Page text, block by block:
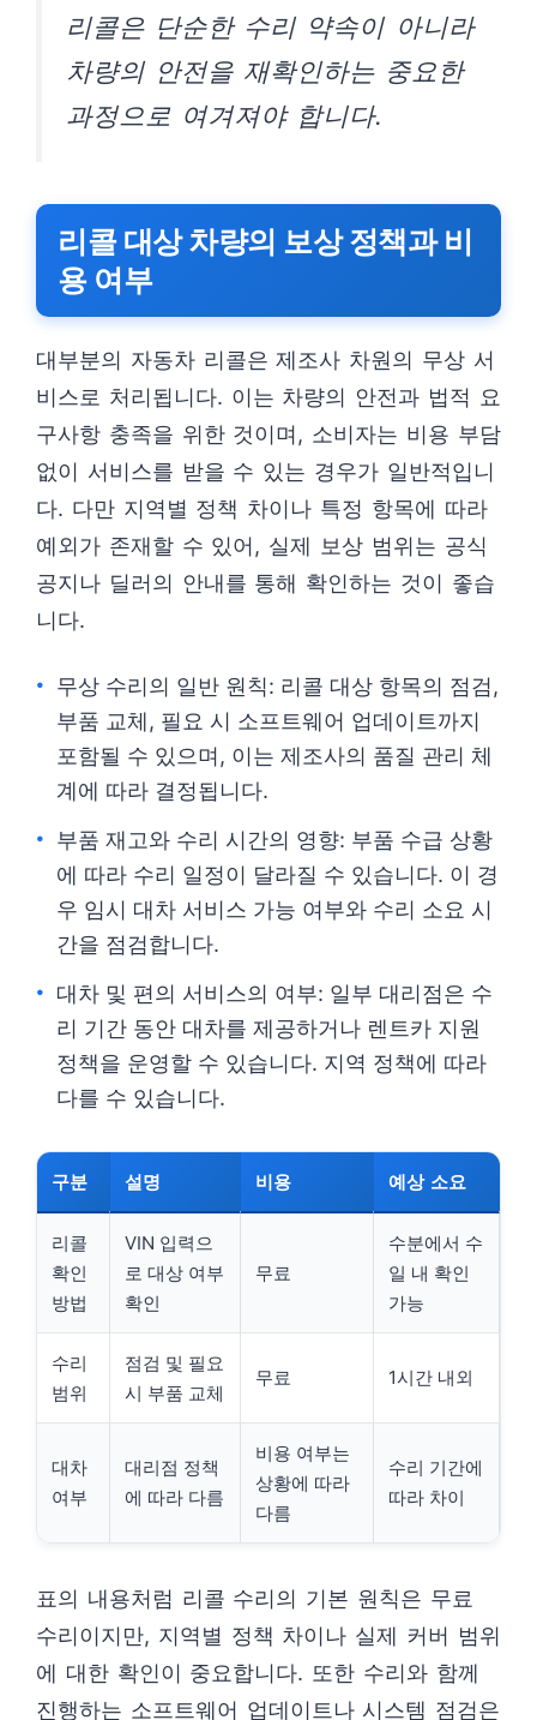
리콜은 단순한 수리 약속이 아니라
차량의 안전을 재확인하는 중요한
과정으로 여겨져야 합니다.
리콜 대상 차량의 보상 정책과 비
용 여부
대부분의 자동차 리콜은 제조사 차원의 무상 서
비스로 처리됩니다. 이는 차량의 안전과 법적 요
구사항 충족을 위한 것이며, 소비자는 비용 부담
없이 서비스를 받을 수 있는 경우가 일반적입니
다. 다만 지역별 정책 차이나 특정 항목에 따라
예외가 존재할 수 있어, 실제 보상 범위는 공식
공지나 딜러의 안내를 통해 확인하는 것이 좋습
니다.
무상 수리의 일반 원칙: 리콜 대상 항목의 점검,
부품 교체, 필요 시 소프트웨어 업데이트까지
포함될 수 있으며, 이는 제조사의 품질 관리 체
계에 따라 결정됩니다.
부품 재고와 수리 시간의 영향: 부품 수급 상황
에 따라 수리 일정이 달라질 수 있습니다. 이 경
우 임시 대차 서비스 가능 여부와 수리 소요 시
간을 점검합니다.
대차 및 편의 서비스의 여부: 일부 대리점은 수
리 기간 동안 대차를 제공하거나 렌트카 지원
정책을 운영할 수 있습니다. 지역 정책에 따라
다를 수 있습니다.
구분 설명 비용 예상 소요
리콜
확인
방법
VIN 입력으
로 대상 여부
확인
무료
수분에서 수
일 내 확인
가능
수리
범위
점검 및 필요
시 부품 교체
무료 1시간 내외
대차
여부
대리점 정책
에 따라 다름
비용 여부는
상황에 따라
다름
수리 기간에
따라 차이
표의 내용처럼 리콜 수리의 기본 원칙은 무료
수리이지만, 지역별 정책 차이나 실제 커버 범위
에 대한 확인이 중요합니다. 또한 수리와 함께
진행하는 소프트웨어 업데이트나 시스템 점검은